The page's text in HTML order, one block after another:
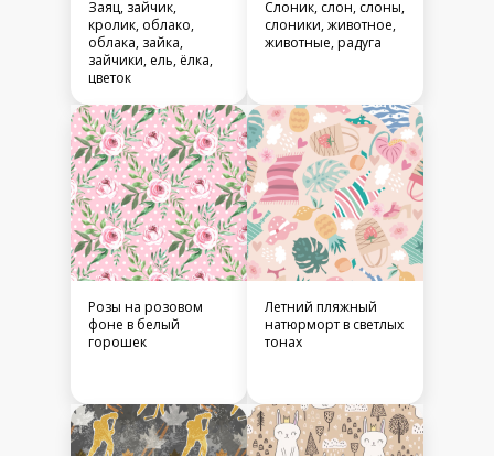
Заяц, зайчик,
кролик, облако,
облака, зайка,
зайчики, ель, ёлка,
цветок
Слоник, слон, слоны,
слоники, животное,
животные, радуга
Розы на розовом
фоне в белый
горошек
Летний пляжный
натюрморт в светлых
тонах